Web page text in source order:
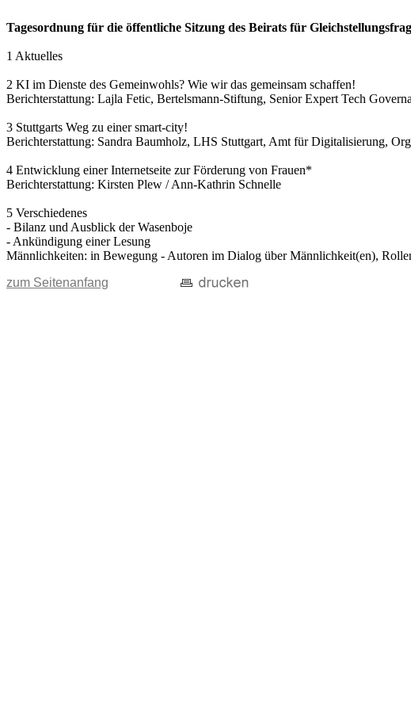
Tagesordnung für die öffentliche Sitzung des Beirats für
1 Aktuelles
2 KI im Dienste des Gemeinwohls? Wie wir das gemeinsam schaffen!
Berichterstattung: Lajla Fetic, Bertelsmann-Stiftung, Senior Expert Tech
3 Stuttgarts Weg zu einer smart-city!
Berichterstattung: Sandra Baumholz, LHS Stuttgart, Amt für Digitalisierung,
4 Entwicklung einer Internetseite zur Förderung von Frauen*
Berichterstattung: Kirsten Plew / Ann-Kathrin Schnelle
5 Verschiedenes
- Bilanz und Ausblick der Wasenboje
- Ankündigung einer Lesung
Männlichkeiten: in Bewegung - Autoren im Dialog über Männlichkeit(en),
zum Seitenanfang